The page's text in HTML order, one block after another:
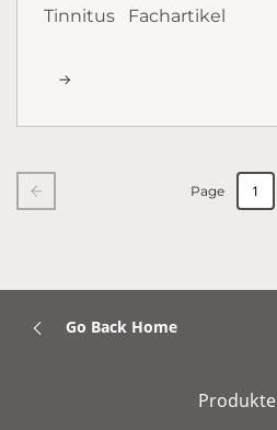
Tinnitus Fachartikel
Page
Go Back Home
Produkte